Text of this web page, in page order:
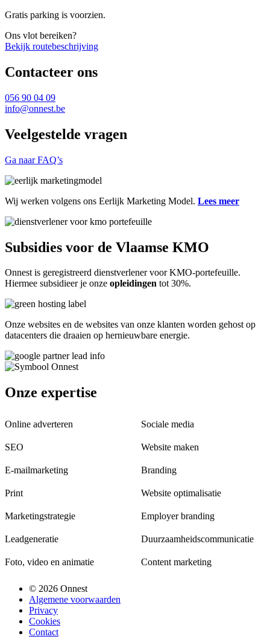
Gratis parking is voorzien.
Ons vlot bereiken?
Bekijk routebeschrijving
Contacteer ons
056 90 04 09
info@onnest.be
Veelgestelde vragen
Ga naar FAQ’s
Wij werken volgens ons Eerlijk Marketing Model. Lees meer
Subsidies voor de Vlaamse KMO
Onnest is geregistreerd dienstverlener voor KMO-portefeuille.
Hiermee subsidieer je onze opleidingen tot 30%.
Onze websites en de websites van onze klanten worden gehost op
datacenters die draaien op hernieuwbare energie.
Onze expertise
Online adverteren Sociale media
SEO Website maken
E-mailmarketing Branding
Print Website optimalisatie
Marketingstrategie Employer branding
Leadgeneratie Duurzaamheidscommunicatie
Foto, video en animatie Content marketing
© 2026 Onnest
Algemene voorwaarden
Privacy
Cookies
Contact